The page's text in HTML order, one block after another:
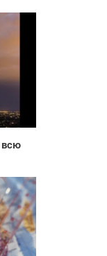
1 089
всю